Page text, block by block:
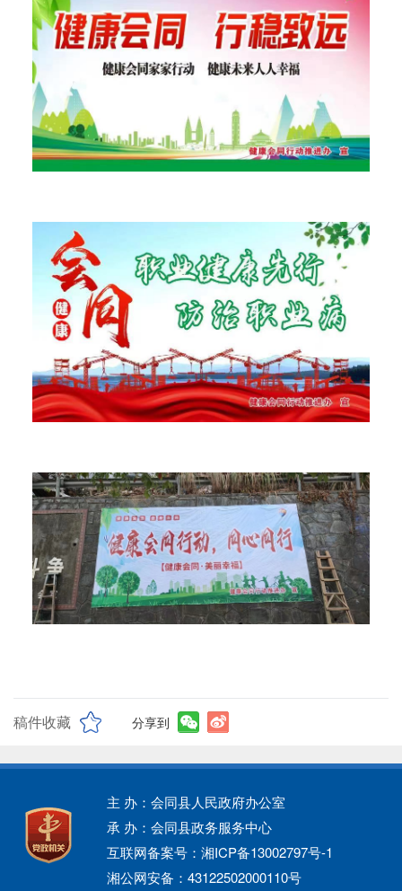
稿件收藏 分享到
主 办：会同县人民政府办公室
承 办：会同县政务服务中心
互联网备案号：湘ICP备13002797号-1
湘公网安备：43122502000110号